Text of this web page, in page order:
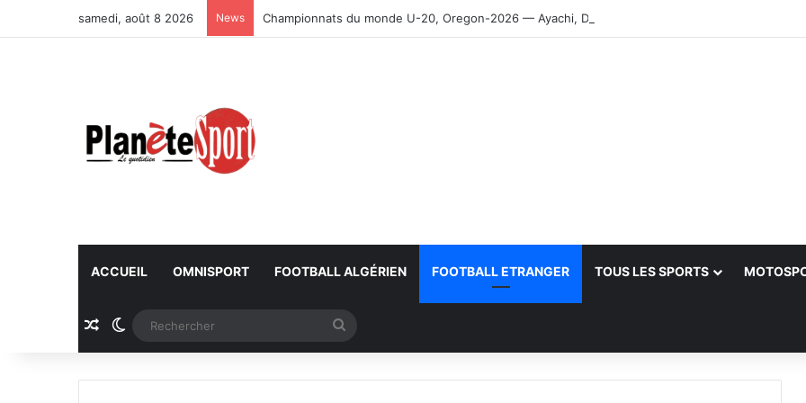
samedi, août 8 2026 News Championnats du monde U-20, Oregon-2026 — Ayachi, Dissa, Touahria et Ghezali en finale
ACCUEIL OMNISPORT FOOTBALL ALGÉRIEN FOOTBALL ETRANGER TOUS LES SPORTS
Article Aléatoire
Switch skin